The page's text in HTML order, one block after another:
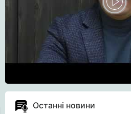
Останні новини